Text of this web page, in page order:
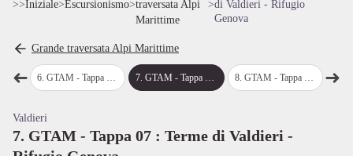
View picture in full screen
>>Iniziale>Escursionismo>traversata Alpi
Marittime
>di Valdieri - Rifugio
Genova
Grande traversata Alpi Marittime
➜Passo precedente
6. GTAM - Tappa 06 : Rifugio Malinvern - Terme di Valdieri 7.GTAM - Tappa 07 : Terme di Valdieri - Rifugio Genova 8. GTAM - Tappa 08 : Rifugio Genova - San Giacomo d'Entracque 9.
➜
Valdieri
7. GTAM - Tappa 07 : Terme di Valdieri -